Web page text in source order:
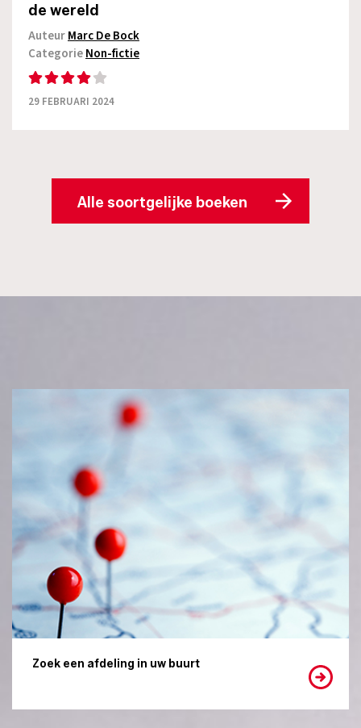
de wereld
AuteurMarc De Bock
CategorieNon-fictie
29 FEBRUARI 2024
Alle soortgelijke boeken
Zoek een afdeling in uw buurt